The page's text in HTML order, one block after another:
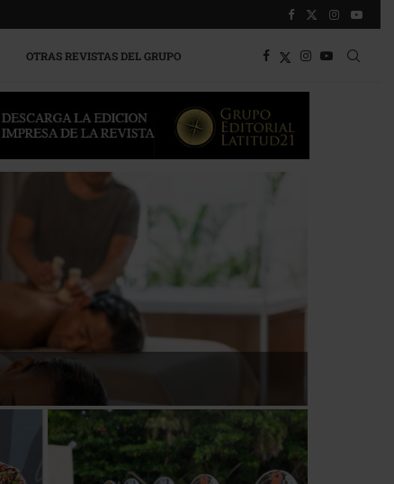
OTRAS REVISTAS DEL GRUPO